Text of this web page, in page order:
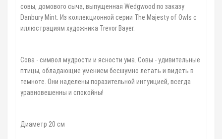
совы, домового сыча, выпущенная Wedgwood по заказу
Danbury Mint. Из коллекционной серии The Majesty of Owls с
иллюстрациям художника Trevor Bayer.
Сова - символ мудрости и ясности ума. Совы - удивительные
птицы, обладающие умением бесшумно летать и видеть в
темноте. Они наделены поразительной интуицией, всегда
уравновешенны и спокойны!
Диаметр 20 см